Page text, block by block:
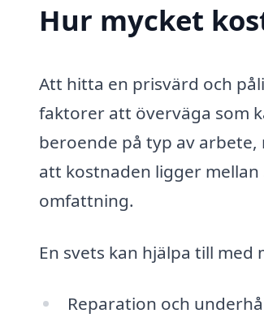
Hur mycket
Att hitta en prisvärd och
faktorer att överväga som
beroende på typ av
att kostnaden ligger
omfattning.
En svets kan hjälpa till
Reparation och